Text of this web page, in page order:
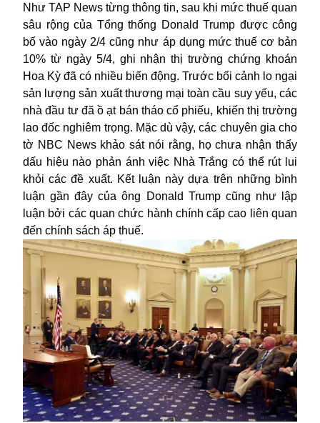
Như TAP News từng thông tin, sau khi mức thuế quan
sâu rộng của Tổng thống Donald Trump được công
bố vào ngày 2/4 cũng như áp dụng mức thuế cơ bản
10% từ ngày 5/4, ghi nhận thị trường chứng khoán
Hoa Kỳ đã có nhiều biến động. Trước bối cảnh lo ngại
sản lượng sản xuất thương mại toàn cầu suy yếu, các
nhà đầu tư đã ồ ạt bán tháo cổ phiếu, khiến thị trường
lao đốc nghiêm trọng. Mặc dù vậy, các chuyên gia cho
tờ NBC News khảo sát nói rằng, họ chưa nhận thấy
dấu hiệu nào phản ánh việc Nhà Trắng có thể rút lui
khỏi các đề xuất. Kết luận này dựa trên những bình
luận gần đây của ông Donald Trump cũng như lập
luận bởi các quan chức hành chính cấp cao liên quan
đến chính sách áp thuế.